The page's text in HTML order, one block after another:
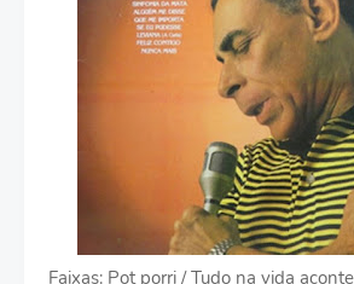
Faixas: Pot porri / Tudo na vida